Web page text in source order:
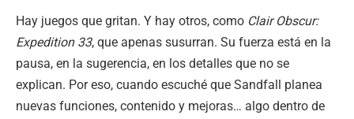
Hay juegos que gritan. Y hay otros, como Clair Obscur:
Expedition 33, que apenas susurran. Su fuerza está en la
pausa, en la sugerencia, en los detalles que no se
explican. Por eso, cuando escuché que Sandfall planea
nuevas funciones, contenido y mejoras… algo dentro de